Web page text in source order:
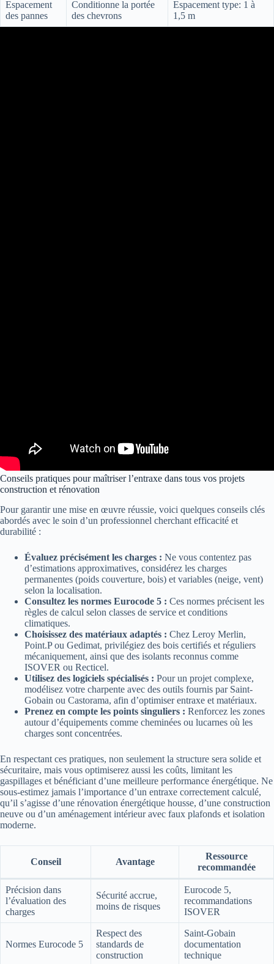
Espacement
des pannes
Conditionne la portée
des chevrons
Espacement type: 1 à
1,5 m
Conseils pratiques pour maîtriser l’entraxe dans tous vos projets
construction et rénovation
Pour garantir une mise en œuvre réussie, voici quelques conseils clés
abordés avec le soin d’un professionnel cherchant efficacité et
durabilité :
Évaluez précisément les charges : Ne vous contentez pas
d’estimations approximatives, considérez les charges
permanentes (poids couverture, bois) et variables (neige, vent)
selon la localisation.
Consultez les normes Eurocode 5 : Ces normes précisent les
règles de calcul selon classes de service et conditions
climatiques.
Choisissez des matériaux adaptés : Chez Leroy Merlin,
Point.P ou Gedimat, privilégiez des bois certifiés et réguliers
mécaniquement, ainsi que des isolants reconnus comme
ISOVER ou Recticel.
Utilisez des logiciels spécialisés : Pour un projet complexe,
modélisez votre charpente avec des outils fournis par Saint-
Gobain ou Castorama, afin d’optimiser entraxe et matériaux.
Prenez en compte les points singuliers : Renforcez les zones
autour d’équipements comme cheminées ou lucarnes où les
charges sont concentrées.
En respectant ces pratiques, non seulement la structure sera solide et
sécuritaire, mais vous optimiserez aussi les coûts, limitant les
gaspillages et bénéficiant d’une meilleure performance énergétique. Ne
sous-estimez jamais l’importance d’un entraxe correctement calculé,
qu’il s’agisse d’une rénovation énergétique housse, d’une construction
neuve ou d’un aménagement intérieur avec faux plafonds et isolation
moderne.
Conseil Avantage
Ressource
recommandée
Précision dans
l’évaluation des
charges
Sécurité accrue,
moins de risques
Eurocode 5,
recommandations
ISOVER
Normes Eurocode 5
Respect des
standards de
construction
Saint-Gobain
documentation
technique